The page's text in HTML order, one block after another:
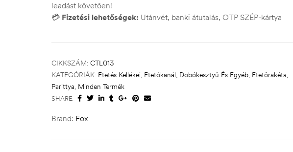
leadást követően!
💳 Fizetési lehetőségek: Utánvét, banki átutalás, OTP SZÉP-kártya
CIKKSZÁM: CTL013
KATEGÓRIÁK: Etetés Kellékei, Etetőkanál, Dobókesztyű És Egyéb, Etetőrakéta,
Parittya, Minden Termék
SHARE:
Brand: Fox